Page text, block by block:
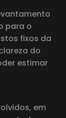
para o
fixos da
do
estimar
em